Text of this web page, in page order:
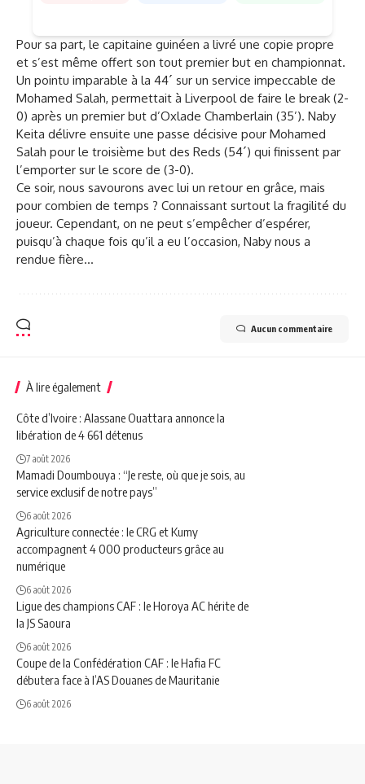
Pour sa part, le capitaine guinéen a livré une copie propre
et s’est même offert son tout premier but en championnat.
Un pointu imparable à la 44´ sur un service impeccable de
Mohamed Salah, permettait à Liverpool de faire le break (2-
0) après un premier but d’Oxlade Chamberlain (35’). Naby
Keita délivre ensuite une passe décisive pour Mohamed
Salah pour le troisième but des Reds (54´) qui finissent par
l’emporter sur le score de (3-0).
Ce soir, nous savourons avec lui un retour en grâce, mais
pour combien de temps ? Connaissant surtout la fragilité du
joueur. Cependant, on ne peut s’empêcher d’espérer,
puisqu’à chaque fois qu’il a eu l’occasion, Naby nous a
rendue fière…
Aucun commentaire
À lire également
Côte d’Ivoire : Alassane Ouattara annonce la
libération de 4 661 détenus
7 août 2026
Mamadi Doumbouya : “Je reste, où que je sois, au
service exclusif de notre pays”
6 août 2026
Agriculture connectée : le CRG et Kumy
accompagnent 4 000 producteurs grâce au
numérique
6 août 2026
Ligue des champions CAF : le Horoya AC hérite de
la JS Saoura
6 août 2026
Coupe de la Confédération CAF : le Hafia FC
débutera face à l’AS Douanes de Mauritanie
6 août 2026